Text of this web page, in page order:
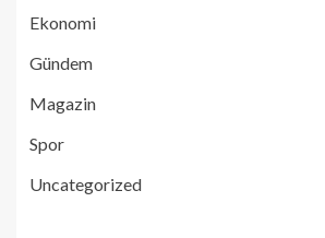
Ekonomi
Gündem
Magazin
Spor
Uncategorized